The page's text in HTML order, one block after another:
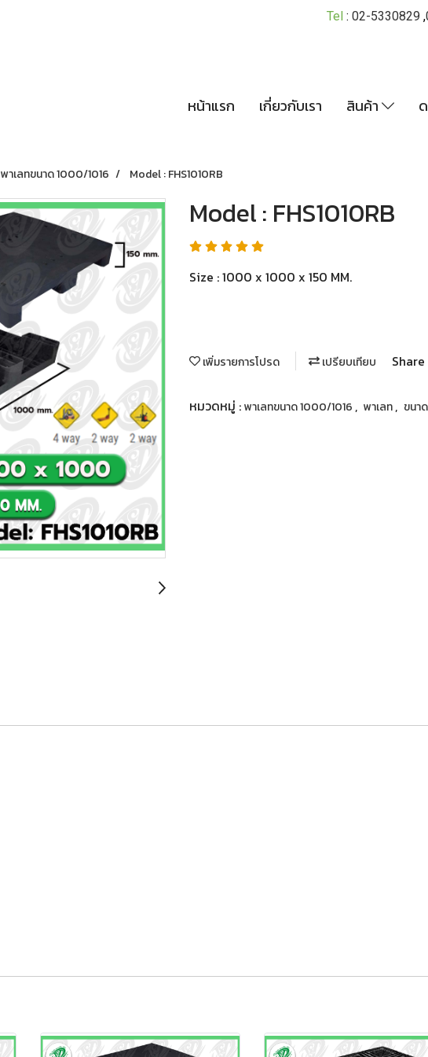
Tel : 02-5330829 ,
หน้าแรก เกี่ยวกับเรา สินค้า
พาเลทขนาด 1000/1016 Model : FHS1010RB
Model : FHS1010RB
Size : 1000 x 1000 x 150 MM.
เพิ่มรายการโปรด เปรียบเทียบ Share
หมวดหมู่ :พาเลทขนาด 1000/1016 , พาเลท, ขนา